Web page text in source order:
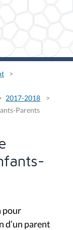
2017-2018
Parents
pour
d’un parent